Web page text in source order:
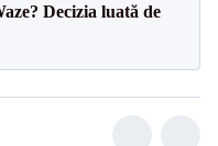
Decizia luată de